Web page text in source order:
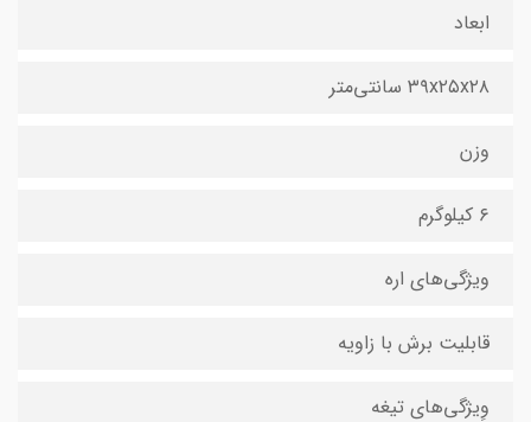
ابعاد
۳۹x۲۵x۲۸ سانتی‌متر
وزن
۶ کیلوگرم
ویژگی‌های اره
قابلیت برش با زاویه
وِیژگی‌های تیغه